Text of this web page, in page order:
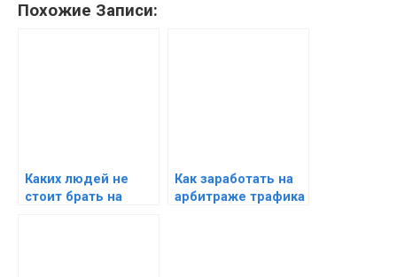
Похожие Записи:
Каких людей не
стоит брать на
Как заработать на
арбитраже трафика